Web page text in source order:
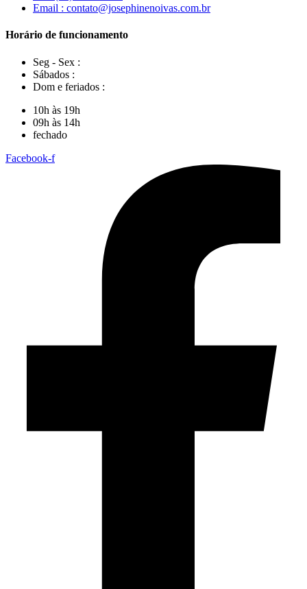
Email : contato@josephinenoivas.com.br
Horário de funcionamento
Seg - Sex :
Sábados :
Dom e feriados :
10h às 19h
09h às 14h
fechado
Facebook-f